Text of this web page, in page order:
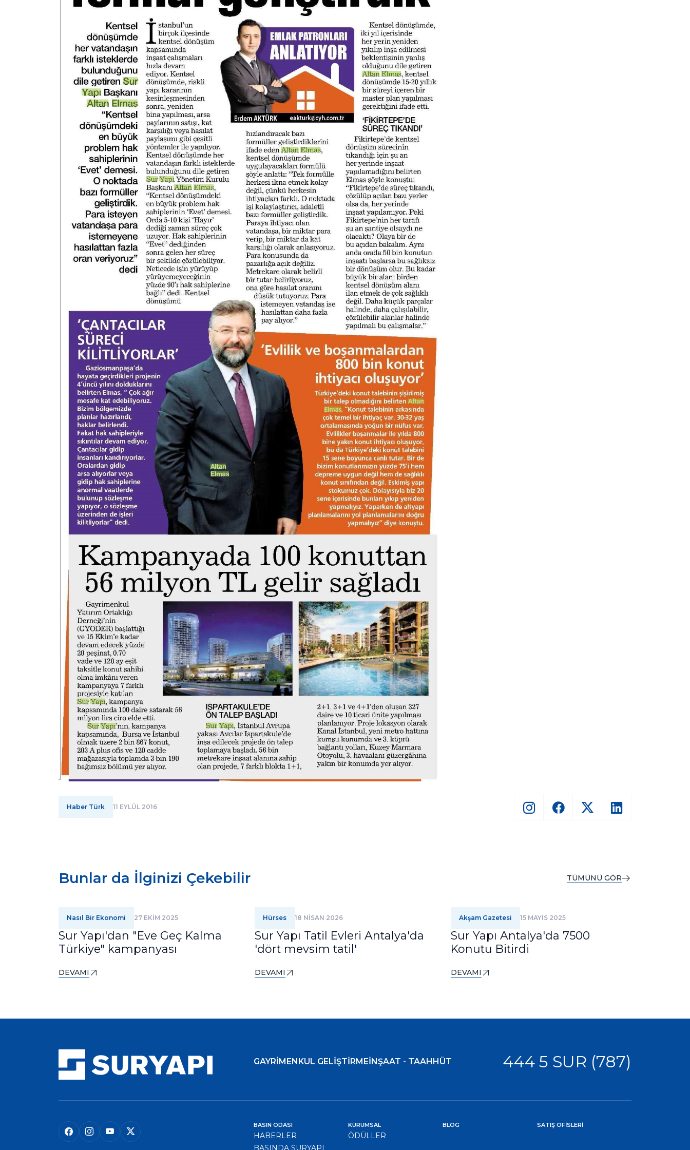
Haber Türk 11 EYLÜL 2016
Bunlar da İlginizi Çekebilir TÜMÜNÜ GÖR
Nasıl Bir Ekonomi 27 EKİM 2025
Sur Yapı'dan "Eve Geç Kalma
Türkiye" kampanyası
DEVAMI
Hürses 18 NİSAN 2026
Sur Yapı Tatil Evleri Antalya'da
'dört mevsim tatil'
DEVAMI
Akşam Gazetesi 15 MAYIS 2025
Sur Yapı Antalya'da 7500
Konutu Bitirdi
DEVAMI
GAYRİMENKUL GELİŞTİRMEİNŞAAT - TAAHHÜT 444 5 SUR (787)
BASIN ODASI
HABERLER
BASINDA SURYAPI
KURUMSAL
ÖDÜLLER
BLOG SATIŞ OFİSLERİ